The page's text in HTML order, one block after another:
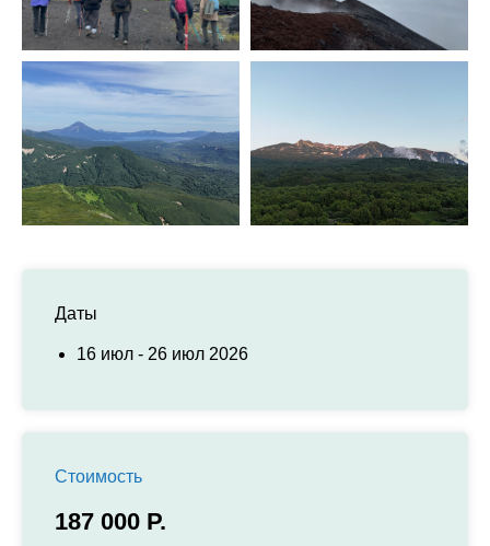
Даты
16 июл - 26 июл 2026
Стоимость
187 000 Р.